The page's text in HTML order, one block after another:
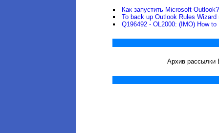
Как запустить Microsoft Outlook?
To back up Outlook Rules
Q196492 - OL2000: (IMO) How
Архив рассылки